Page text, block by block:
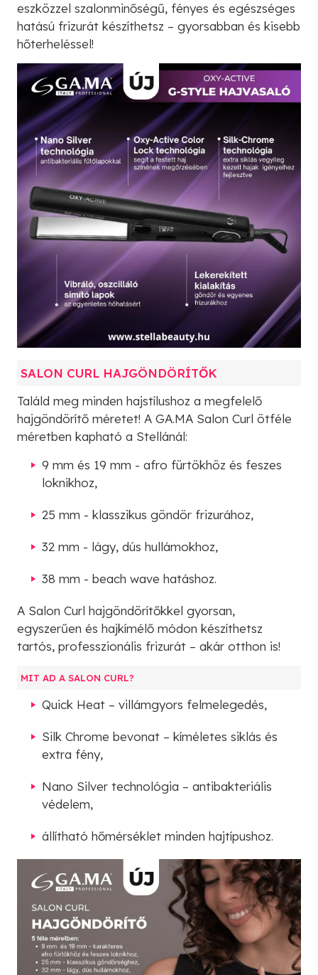
eszközzel szalonminőségű, fényes és egészséges
hatású frizurát készíthetsz – gyorsabban és kisebb
hőterheléssel!
SALON CURL HAJGÖNDÖRÍTŐK
Találd meg minden hajstílushoz a megfelelő
hajgöndörítő méretet! A GA.MA Salon Curl ötféle
méretben kapható a Stellánál:
9 mm és 19 mm - afro fürtökhöz és feszes
loknikhoz,
25 mm - klasszikus göndör frizurához,
32 mm - lágy, dús hullámokhoz,
38 mm - beach wave hatáshoz.
A Salon Curl hajgöndörítőkkel gyorsan,
egyszerűen és hajkímélő módon készíthetsz
tartós, professzionális frizurát – akár otthon is!
MIT AD A SALON CURL?
Quick Heat – villámgyors felmelegedés,
Silk Chrome bevonat – kíméletes siklás és
extra fény,
Nano Silver technológia – antibakteriális
védelem,
állítható hőmérséklet minden hajtípushoz.